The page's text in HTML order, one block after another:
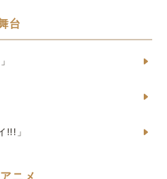
台
!!!」
ニメ